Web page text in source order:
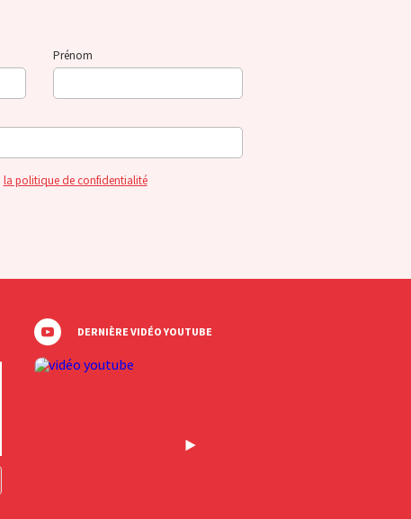
Prénom
la politique de confidentialité
DERNIÈRE VIDÉO YOUTUBE